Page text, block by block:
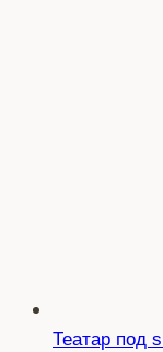
Театар под